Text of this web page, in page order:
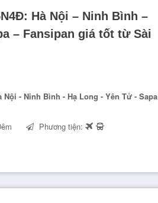
Hà Nội – Ninh Bình –
Nội - Ninh Bình - Hạ Long - Yên Tử - Sapa
Phương tiện: